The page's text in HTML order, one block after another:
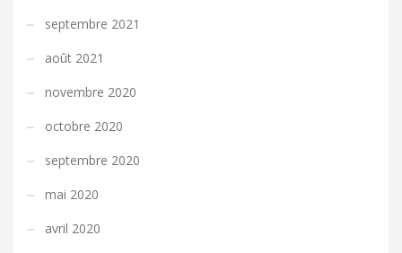
septembre 2021
août 2021
novembre 2020
octobre 2020
septembre 2020
mai 2020
avril 2020